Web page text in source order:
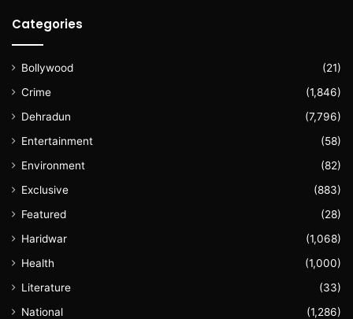
Categories
Bollywood
(21)
Crime
(1,846)
Dehradun
(7,796)
Entertainment
(58)
Environment
(82)
Exclusive
(883)
Featured
(28)
Haridwar
(1,068)
Health
(1,000)
Literature
(33)
National
(1,286)